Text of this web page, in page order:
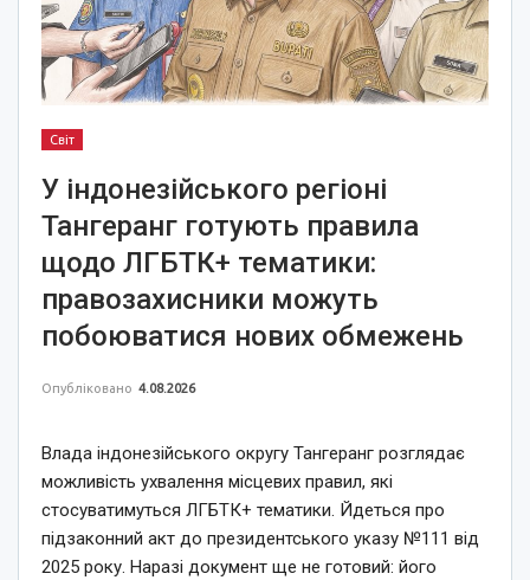
Світ
У індонезійського регіоні
Тангеранг готують правила
щодо ЛГБТК+ тематики:
правозахисники можуть
побоюватися нових обмежень
Опубліковано 4.08.2026
Влада індонезійського округу Тангеранг розглядає
можливість ухвалення місцевих правил, які
стосуватимуться ЛГБТК+ тематики. Йдеться про
підзаконний акт до президентського указу №111 від
2025 року. Наразі документ ще не готовий: його